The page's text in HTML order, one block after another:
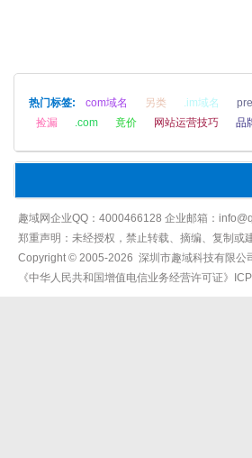
热门标签: com域名 另类 .im域名
捡漏
.com 竟价 网站运营技巧 品
趣域网企业QQ：4000466128 企业邮箱：
郑重声明：未经授权，禁止转载、摘编、复制或
Copyright © 2005-2026 深圳市趣域科技有限公
《中华人民共和国增值电信业务经营许可证》